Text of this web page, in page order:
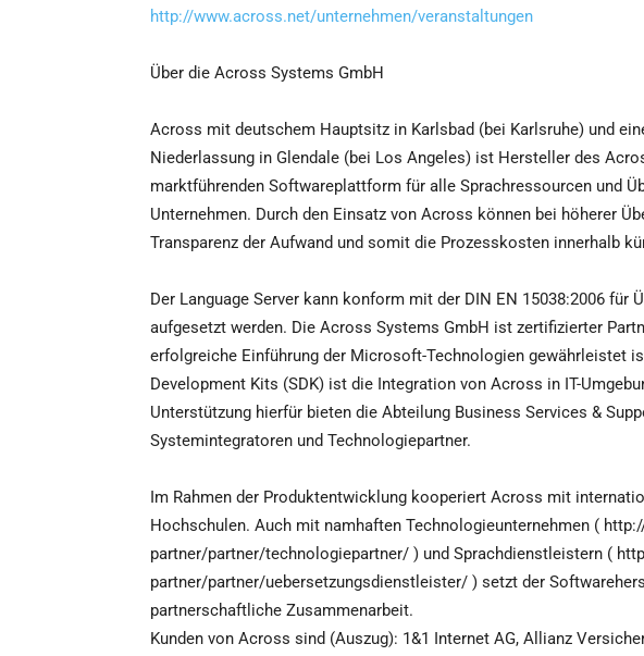
http://www.across.net/unternehmen/veranstaltungen
Über die Across Systems GmbH
Across mit deutschem Hauptsitz in Karlsbad (bei Karlsruhe) und
Niederlassung in Glendale (bei Los Angeles) ist Hersteller des
marktführenden Softwareplattform für alle Sprachressourcen und
Unternehmen. Durch den Einsatz von Across können bei höherer
Transparenz der Aufwand und somit die Prozesskosten innerhalb
Der Language Server kann konform mit der DIN EN 15038:2006 für
aufgesetzt werden. Die Across Systems GmbH ist zertifizierter
erfolgreiche Einführung der Microsoft-Technologien gewährleistet
Development Kits (SDK) ist die Integration von Across in IT-
Unterstützung hierfür bieten die Abteilung Business Services &
Systemintegratoren und Technologiepartner.
Im Rahmen der Produktentwicklung kooperiert Across mit
Hochschulen. Auch mit namhaften Technologieunternehmen (
partner/partner/technologiepartner/ ) und Sprachdienstleistern (
partner/partner/uebersetzungsdienstleister/ ) setzt der
partnerschaftliche Zusammenarbeit.
Kunden von Across sind (Auszug): 1&1 Internet AG, Allianz